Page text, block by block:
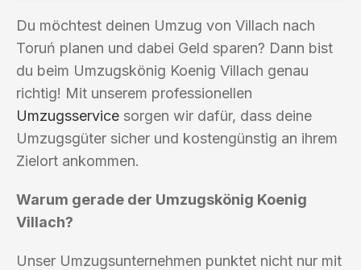
Du möchtest deinen Umzug von Villach nach
Toruń planen und dabei Geld sparen? Dann bist
du beim Umzugskönig Koenig Villach genau
richtig! Mit unserem professionellen
Umzugsservice sorgen wir dafür, dass deine
Umzugsgüter sicher und kostengünstig an ihrem
Zielort ankommen.
Warum gerade der Umzugskönig Koenig
Villach?
Unser Umzugsunternehmen punktet nicht nur mit